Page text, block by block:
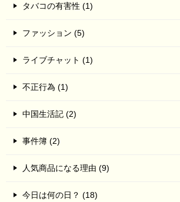
タバコの有害性 (1)
ファッション (5)
ライブチャット (1)
不正行為 (1)
中国生活記 (2)
事件簿 (2)
人気商品になる理由 (9)
今日は何の日？ (18)